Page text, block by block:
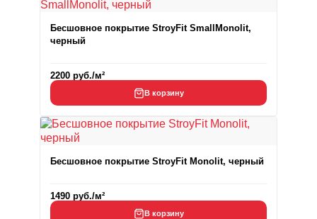
Бесшовное покрытие StroyFit SmallMonolit,
черный
2200 руб./м²
В корзину
Бесшовное покрытие StroyFit Monolit, черный
1490 руб./м²
В корзину